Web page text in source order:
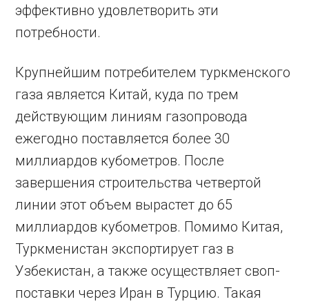
эффективно удовлетворить эти
потребности.
Крупнейшим потребителем туркменского
газа является Китай, куда по трем
действующим линиям газопровода
ежегодно поставляется более 30
миллиардов кубометров. После
завершения строительства четвертой
линии этот объем вырастет до 65
миллиардов кубометров. Помимо Китая,
Туркменистан экспортирует газ в
Узбекистан, а также осуществляет своп-
поставки через Иран в Турцию. Такая